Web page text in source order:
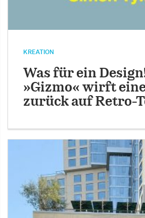
KREATION
Was für ein
»Gizmo« wirft
zurück auf Retro-